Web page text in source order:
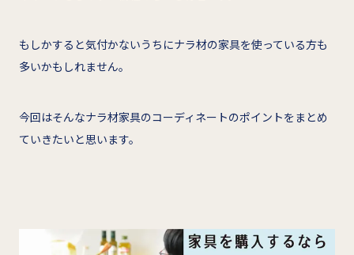
もしかすると気付かないうちにナラ材の家具を使っている方も
多いかもしれません。
今回はそんなナラ材家具のコーディネートのポイントをまとめ
ていきたいと思います。